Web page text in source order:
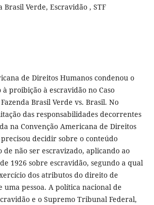
Brasil Verde, Escravidão , STF
de Direitos Humanos condenou o
proibição à escravidão no Caso
Brasil Verde vs. Brasil. No
das responsabilidades decorrentes
na Convenção Americana de Direitos
decidir sobre o conteúdo
não ser escravizado, aplicando ao
1926 sobre escravidão, segundo a qual
dos atributos do direito de
pessoa. A política nacional de
e o Supremo Tribunal Federal,